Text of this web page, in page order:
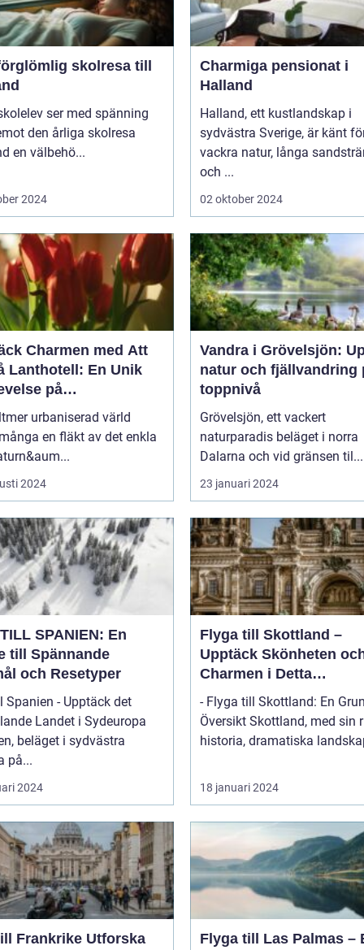
skolresa till
ser med spänning
den årliga skolresa
en välbehö...
2024
Charmiga pensionat i
Halland
Halland, ett kustlandskap i
sydvästra Sverige, är känt
vackra natur, långa
och ...
02 oktober 2024
Charmen med Att
Lanthotell: En Unik
på
urbaniserad värld
en fläkt av det enkla
2024
Vandra i Grövelsjön:
natur och fjällvandring
toppnivå
Grövelsjön, ett vackert
naturparadis beläget i norra
Dalarna och vid gränsen til...
23 januari 2024
SPANIEN: En
till Spännande
och Resetyper
Spanien - Upptäck det
Landet i Sydeuropa
beläget i sydvästra
på...
2024
Flyga till Skottland –
Upptäck Skönheten
Charmen i Detta
Fascinerande Land
- Flyga till Skottland: En
Översikt Skottland, med sin rika
historia, dramatiska
18 januari 2024
Utforska
Flyga till Las Palmas –